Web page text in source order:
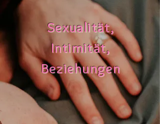
Sexualität,
Intimität,
Beziehungen